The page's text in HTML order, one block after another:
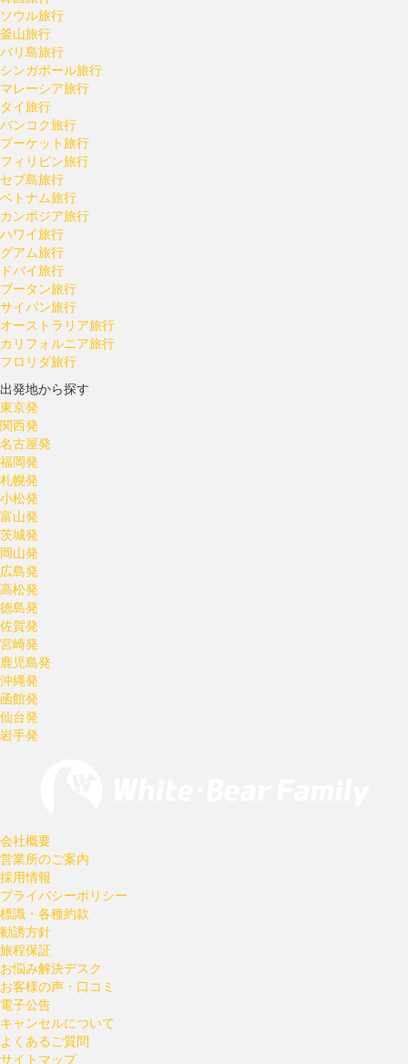
ソウル旅行
釜山旅行
バリ島旅行
シンガポール旅行
マレーシア旅行
タイ旅行
バンコク旅行
プーケット旅行
フィリピン旅行
セブ島旅行
ベトナム旅行
カンボジア旅行
ハワイ旅行
グアム旅行
ドバイ旅行
ブータン旅行
サイパン旅行
オーストラリア旅行
カリフォルニア旅行
フロリダ旅行
出発地から探す
東京発
関西発
名古屋発
福岡発
札幌発
小松発
富山発
茨城発
岡山発
広島発
高松発
徳島発
佐賀発
宮崎発
鹿児島発
沖縄発
函館発
仙台発
岩手発
会社概要
営業所のご案内
採用情報
プライバシーポリシー
標識・各種約款
勧誘方針
旅程保証
お悩み解決デスク
お客様の声・口コミ
電子公告
キャンセルについて
よくあるご質問
サイトマップ